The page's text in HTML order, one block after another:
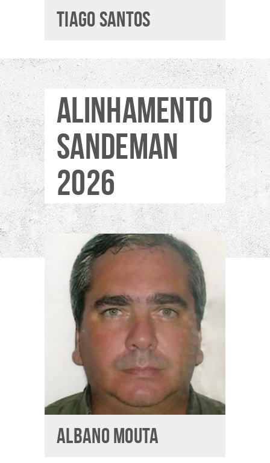
TIAGO SANTOS
ALINHAMENTO
SANDEMAN
2026
ALBANO MOUTA